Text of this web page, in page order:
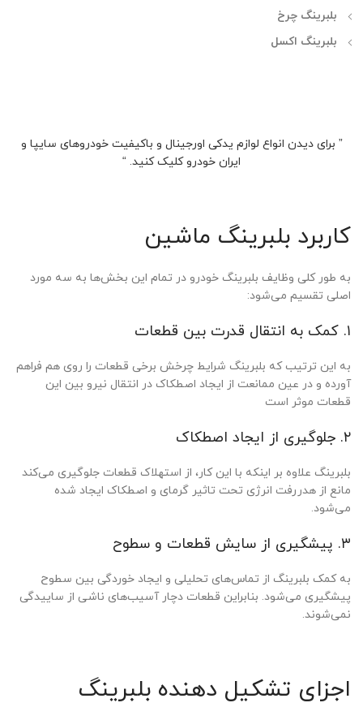
بلبرینگ چرخ
بلبرینگ اکسل
” برای دیدن انواع لوازم یدکی اورجینال و باکیفیت خودروهای سایپا و
ایران خودرو کلیک کنید. “
کاربرد بلبرینگ ماشین
به طور کلی وظایف بلبرینگ خودرو در تمام این بخش‌ها به سه مورد
اصلی تقسیم می‌شود:
۱. کمک به انتقال قدرت بین قطعات
به این ترتیب که بلبرینگ شرایط چرخش برخی قطعات را روی هم فراهم
آورده و در عین ممانعت از ایجاد اصطکاک در انتقال نیرو بین این
قطعات موثر است
۲. جلوگیری از ایجاد اصطکاک
بلبرینگ علاوه بر اینکه با این کار، از استهلاک قطعات جلوگیری می‌کند
مانع از هدررفت انرژی تحت تاثیر گرمای و اصطکاک ایجاد شده
می‌شود.
۳. پیشگیری از سایش قطعات و سطوح
به کمک بلبرینگ از تماس‌های تحلیلی و ایجاد خوردگی بین سطوح
پیشگیری می‌شود. بنابراین قطعات دچار آسیب‌های ناشی از ساییدگی
نمی‌شوند.
اجزای تشکیل دهنده بلبرینگ